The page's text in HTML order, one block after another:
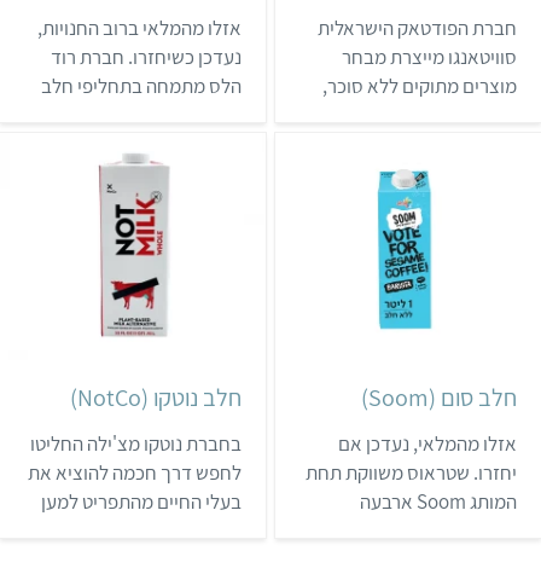
חברת הפודטאק הישראלית
סוויטאנגו מייצרת מבחר
מוצרים מתוקים ללא סוכר,
אגוזי לוז ועוד). המתיקות
מגיעה מהתחליף של החברה
שמיוצר מאריתריטול
וסטיביה, והמוצרים נמכרים
בחנויות טבע, סופרמרקטים
וחנויות מזון נוספות.
אזלו מהמלאי ברוב החנויות,
נעדכן כשיחזרו. חברת רוד
הלס מתמחה בתחליפי חלב
משנת 2005. בקולקציית
המשקאות שלה יש מגוון
חלבים ללא גלוטן, ללא
חומרים מסמיכים וללא
תוספת סוכר. האריזות
מיוצרות ברובן מחומרים
המשקאות מיוב…
חלב סום (Soom)
אזלו מהמלאי, נעדכן אם
יחזרו. שטראוס משווקת תחת
המותג Soom ארבעה
חלב נוטקו (NotCo)
בחברת נוטקו מצ'ילה החליטו
לחפש דרך חכמה להוציא את
בעלי החיים מהתפריט למען